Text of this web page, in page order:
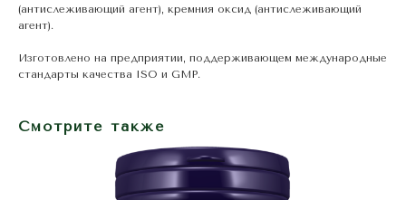
(антислеживающий агент), кремния оксид (антислеживающий
агент).
Изготовлено на предприятии, поддерживающем международные
стандарты качества ISO и GMP.
Смотрите также